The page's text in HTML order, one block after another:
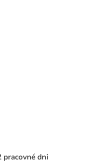
pracovné dni